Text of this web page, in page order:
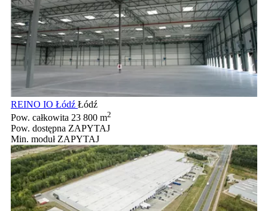
REINO IO Łódź Łódź
Pow. całkowita 23 800 m2
Pow. dostępna ZAPYTAJ
Min. moduł ZAPYTAJ